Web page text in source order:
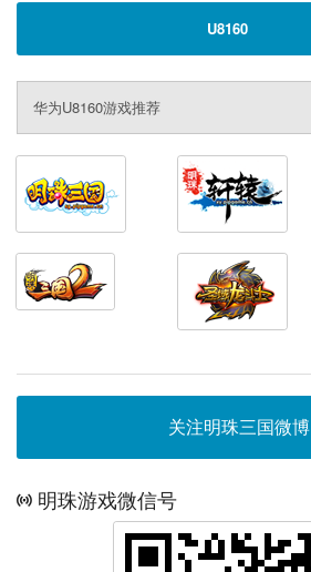
U8160
华为U8160游戏推荐
关注明珠三国微博
明珠游戏微信号